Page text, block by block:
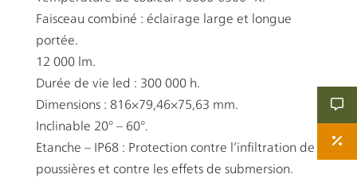
Faisceau combiné : éclairage large et longue
portée.
12 000 lm.
Durée de vie led : 300 000 h.
Dimensions : 816×79,46×75,63 mm.
Inclinable 20° – 60°.
Etanche – IP68 : Protection contre l’infiltration de
poussières et contre les effets de submersion.